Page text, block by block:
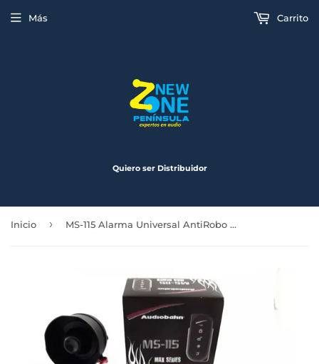
Quiero ser Distribuidor
Más Carrito
Inicio › MS-115 Alarma Universal AntiRobo Audiobahn